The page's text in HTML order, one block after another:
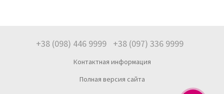
+38 (098) 446 9999 +38 (097) 336 9999
Контактная информация
Полная версия сайта